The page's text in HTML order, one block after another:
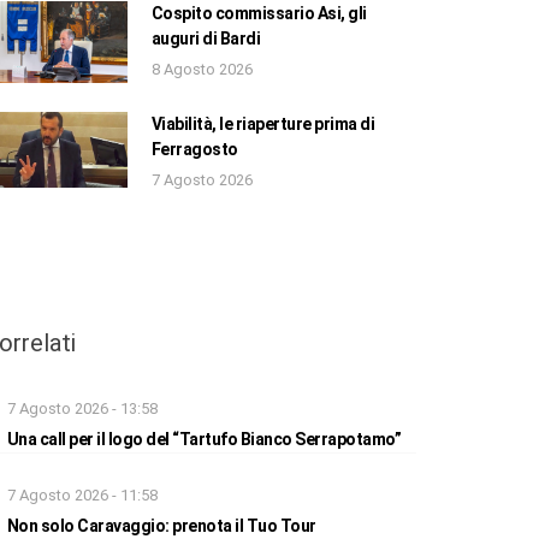
Cospito commissario Asi, gli
auguri di Bardi
8 Agosto 2026
Viabilità, le riaperture prima di
Ferragosto
7 Agosto 2026
7 Agosto 2026 - 13:58
Una call per il logo del “Tartufo Bianco Serrapotamo”
7 Agosto 2026 - 11:58
Non solo Caravaggio: prenota il Tuo Tour